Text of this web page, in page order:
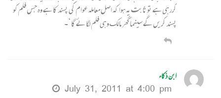
کررہی ہے تو ثابت یہ ہوا کہ اصل معاملہ عوام کی پسند کا ہے وہ جس فلم کو
پسند کریں گے سینما گھر مالک وہی فلم لگائے گا‘۔
ابن ذکاء
July 31, 2011 at 4:00 pm